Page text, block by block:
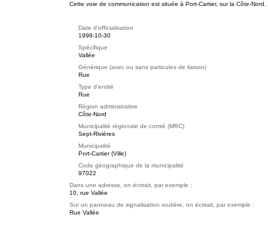
Cette voie de communication est située à Port-Cartier, sur la Côte-
Date d'officialisation
1998-10-30
Spécifique
Vallée
Générique (avec ou sans particules de liaison)
Rue
Type d'entité
Rue
Région administrative
Côte-Nord
Municipalité régionale de comté (MRC)
Sept-Rivières
Municipalité
Port-Cartier (Ville)
Code géographique de la municipalité
97022
Dans une adresse, on écrirait, par exemple :
10, rue Vallée
Sur un panneau de signalisation routière, on écrirait, par exemple :
Rue Vallée